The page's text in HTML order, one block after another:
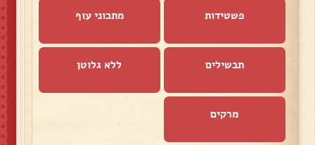
פשטידות מתכוני עוף
תבשילים ללא גלוטן
מרקים